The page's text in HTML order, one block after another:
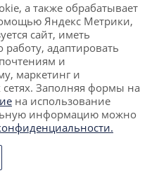
• Производитель
в Екатеринбурге.
то, что данный сайт
характер и ни
публичной офертой,
Статьи 437 (2)
Федерации.
а также обрабатывает
Яндекс Метрики,
сайт, иметь
адаптировать
и
маркетинг и
Заполняя формы на
на использование
информацию можно